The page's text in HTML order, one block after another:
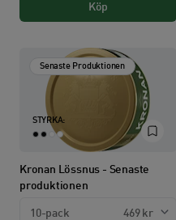
Köp
STYRKA:
Kronan Lössnus - Senaste
produktionen
Senaste Produktionen
10-pack 469 kr